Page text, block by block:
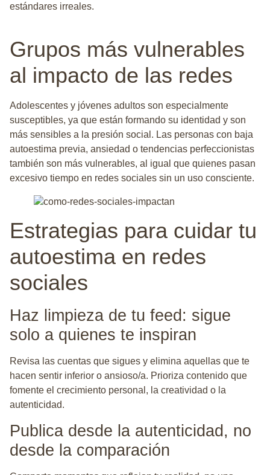
estándares irreales.
Grupos más vulnerables
al impacto de las redes
Adolescentes y jóvenes adultos son especialmente
susceptibles, ya que están formando su identidad y son
más sensibles a la presión social. Las personas con baja
autoestima previa, ansiedad o tendencias perfeccionistas
también son más vulnerables, al igual que quienes pasan
excesivo tiempo en redes sociales sin un uso consciente.
Estrategias para cuidar tu
autoestima en redes
sociales
Haz limpieza de tu feed: sigue
solo a quienes te inspiran
Revisa las cuentas que sigues y elimina aquellas que te
hacen sentir inferior o ansioso/a. Prioriza contenido que
fomente el crecimiento personal, la creatividad o la
autenticidad.
Publica desde la autenticidad, no
desde la comparación